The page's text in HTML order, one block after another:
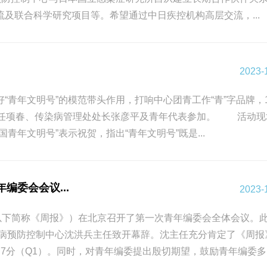
联合科学研究项目等。希望通过中日疾控机构高层交流，...
2023-
年文明号”的模范带头作用，打响中心团青工作“青”字品牌，
项春、传染病管理处处长张彦平及青年代表参加。 活动
年文明号”表示祝贺，指出“青年文明号”既是...
编委会会议... 2023-
简称《周报》）在北京召开了第一次青年编委会全体会议。
防控制中心沈洪兵主任致开幕辞。沈主任充分肯定了《周报
（Q1）。同时，对青年编委提出殷切期望，鼓励青年编委